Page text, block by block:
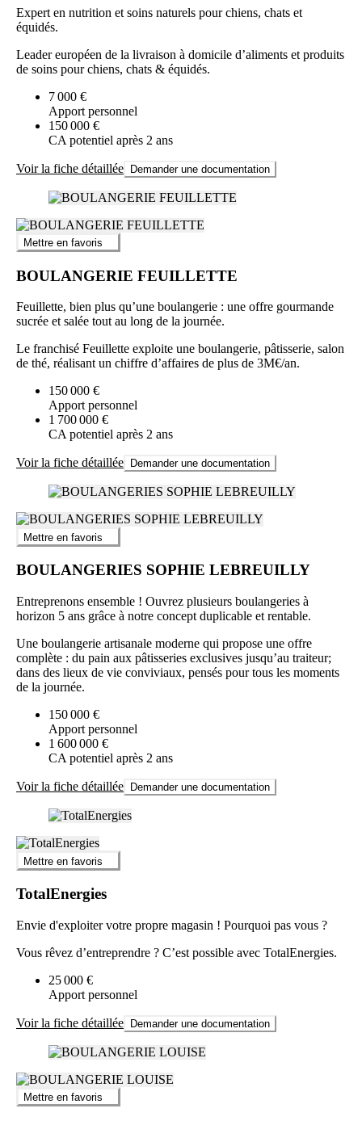
Expert en nutrition et soins naturels pour chiens, chats et
équidés.
Leader européen de la livraison à domicile d’aliments et produits
de soins pour chiens, chats & équidés.
7 000 €
Apport personnel
150 000 €
CA potentiel après 2 ans
Voir la fiche détaillée Demander une documentation
Mettre en favoris
BOULANGERIE FEUILLETTE
Feuillette, bien plus qu’une boulangerie : une offre gourmande
sucrée et salée tout au long de la journée.
Le franchisé Feuillette exploite une boulangerie, pâtisserie, salon
de thé, réalisant un chiffre d’affaires de plus de 3M€/an.
150 000 €
Apport personnel
1 700 000 €
CA potentiel après 2 ans
Voir la fiche détaillée Demander une documentation
Mettre en favoris
BOULANGERIES SOPHIE LEBREUILLY
Entreprenons ensemble ! Ouvrez plusieurs boulangeries à
horizon 5 ans grâce à notre concept duplicable et rentable.
Une boulangerie artisanale moderne qui propose une offre
complète : du pain aux pâtisseries exclusives jusqu’au traiteur;
dans des lieux de vie conviviaux, pensés pour tous les moments
de la journée.
150 000 €
Apport personnel
1 600 000 €
CA potentiel après 2 ans
Voir la fiche détaillée Demander une documentation
Mettre en favoris
TotalEnergies
Envie d'exploiter votre propre magasin ! Pourquoi pas vous ?
Vous rêvez d’entreprendre ? C’est possible avec TotalEnergies.
25 000 €
Apport personnel
Voir la fiche détaillée Demander une documentation
Mettre en favoris